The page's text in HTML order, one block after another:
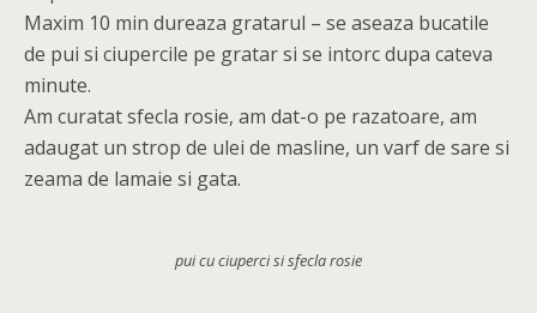
Maxim 10 min dureaza gratarul – se aseaza bucatile
de pui si ciupercile pe gratar si se intorc dupa cateva
minute.
Am curatat sfecla rosie, am dat-o pe razatoare, am
adaugat un strop de ulei de masline, un varf de sare si
zeama de lamaie si gata.
pui cu ciuperci si sfecla rosie